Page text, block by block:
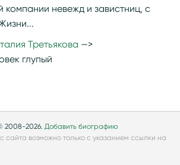
компании невежд и завистниц, с
Третьякова
глупый
2008-2026. Добавить биографию
сайта возможно только с указанием ссылки на